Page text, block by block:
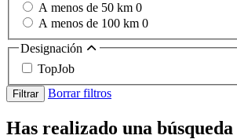
A menos de 50 km 0
A menos de 100 km 0
Designación
TopJob
Filtrar Borrar filtros
Has realizado una búsqueda